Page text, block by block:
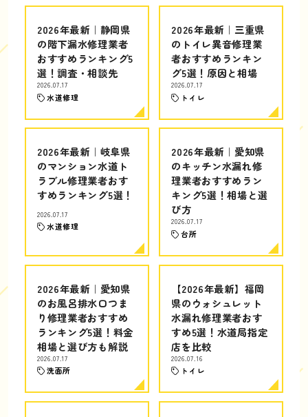
2026年最新｜静岡県
の階下漏水修理業者
おすすめランキング5
選！調査・相談先
2026.07.17
水道修理
2026年最新｜三重県
のトイレ異音修理業
者おすすめランキン
グ5選！原因と相場
2026.07.17
トイレ
2026年最新｜岐阜県
のマンション水道ト
ラブル修理業者おす
すめランキング5選！
2026.07.17
水道修理
2026年最新｜愛知県
のキッチン水漏れ修
理業者おすすめラン
キング5選！相場と選
び方
2026.07.17
台所
2026年最新｜愛知県
のお風呂排水口つま
り修理業者おすすめ
ランキング5選！料金
相場と選び方も解説
2026.07.17
洗面所
【2026年最新】福岡
県のウォシュレット
水漏れ修理業者おす
すめ5選！水道局指定
店を比較
2026.07.16
トイレ